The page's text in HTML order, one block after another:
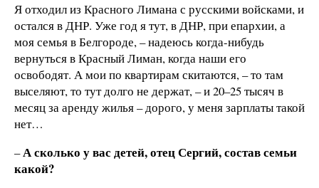
Я отходил из Красного Лимана с русскими войсками, и
остался в ДНР. Уже год я тут, в ДНР, при епархии, а
моя семья в Белгороде, – надеюсь когда-нибудь
вернуться в Красный Лиман, когда наши его
освободят. А мои по квартирам скитаются, – то там
выселяют, то тут долго не держат, – и 20–25 тысяч в
месяц за аренду жилья – дорого, у меня зарплаты такой
нет…
–А сколько у вас детей, отец Сергий, состав семьи
какой?